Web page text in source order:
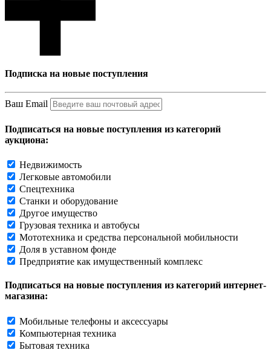
Подписка на новые поступления
Ваш Email
Подписаться на новые поступления из категорий
аукциона:
Недвижимость
Легковые автомобили
Спецтехника
Станки и оборудование
Другое имущество
Грузовая техника и автобусы
Мототехника и средства персональной мобильности
Доля в уставном фонде
Предприятие как имущественный комплекс
Подписаться на новые поступления из категорий интернет-
магазина:
Мобильные телефоны и аксессуары
Компьютерная техника
Бытовая техника